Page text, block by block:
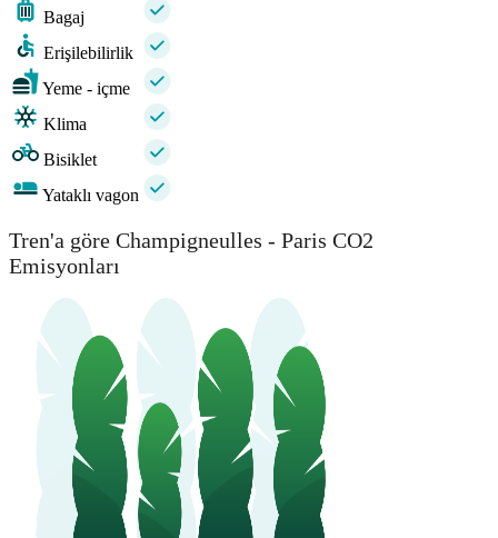
Bagaj
Erişilebilirlik
Yeme - içme
Klima
Bisiklet
Yataklı vagon
Tren'a göre Champigneulles - Paris CO2
Emisyonları